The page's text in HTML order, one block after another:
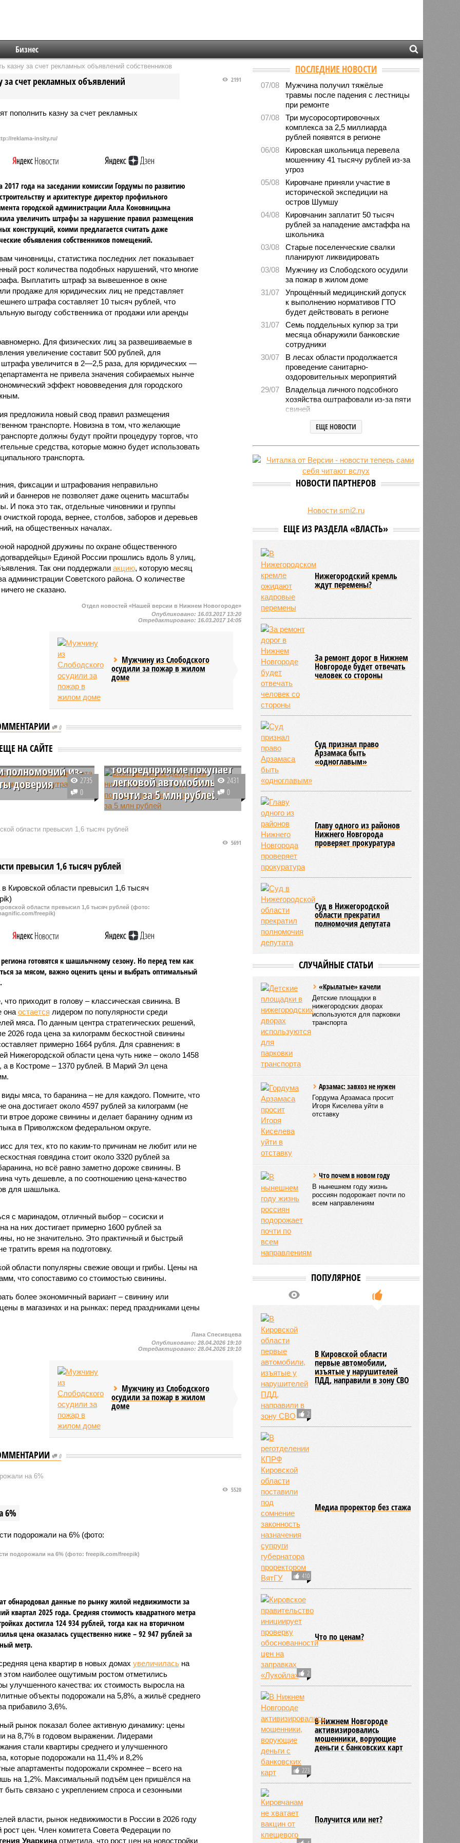
Бизнес
казну за счет рекламных объявлений собственников
за счет рекламных объявлений 2191
reklama-insity.ru/
2017 года на заседании комиссии Гордумы по развитию
и архитектуре директор профильного
городской администрации Алла Коновницына
увеличить штрафы за нарушение правил размещения
конструкций, коими предлагается считать даже
объявления собственников помещений.
чиновницы, статистика последних лет показывает
рост количества подобных нарушений, что многие
Выплатить штраф за вывешенное в окне
продаже для юридических лиц не представляет
штрафа составляет 10 тысяч рублей, что
выгоду собственника от продажи или аренды
Для физических лиц за развешиваемые в
увеличение составит 500 рублей, для
увеличится в 2—2,5 раза, для юридических —
не привела значения собираемых нынче
эффект нововведения для городского
предложила новый свод правил размещения
транспорте. Новизна в том, что желающие
должны будут пройти процедуру торгов, что
средства, которые можно будет использовать
транспорта.
фиксации и штрафования неправильно
и баннеров не позволяет даже оценить масштабы
И пока это так, отдельные чиновники и группы
города, вернее, столбов, заборов и деревьев
на общественных началах.
народной дружины по охране общественного
Единой России прошлись вдоль 8 улиц,
Так они поддержали акцию, которую месяц
администрации Советского района. О количестве
не сказано.
Отдел новостей «Нашей версии в Нижнем Новогороде»
Опубликовано: 16.03.2017 13:20
Отредактировано: 16.03.2017 14:05
Мужчину из Слободского
осудили за пожар в жилом
доме
0
ЕЩЕ НА САЙТЕ
депутата
полномочий из-
доверия
доверия лишен
области.
заключен в 2017
2735
0
Возглавляемое
нижегородское
госпредприятие покупает
легковой автомобиль
почти за 5 млн рублей
Государственное предприятие
2431
0
области превысил 1,6 тысяч рублей
превысил 1,6 тысяч рублей
5691
области превысил 1,6 тысяч рублей (фото:
freepik)
готовятся к шашлычному сезону. Но перед тем как
за мясом, важно оценить цены и выбрать оптимальный
что приходит в голову – классическая свинина. В
она остается лидером по популярности среди
мяса. По данным центра стратегических решений,
2026 года цена за килограмм бескостной свинины
примерно 1664 рубля. Для сравнения: в
Нижегородской области цена чуть ниже – около 1458
а в Костроме – 1370 рублей. В Марий Эл цена
мяса, то баранина – не для каждого. Помните, что
она достигает около 4597 рублей за килограмм (не
втрое дороже свинины и делает баранину одним из
в Приволжском федеральном округе.
для тех, кто по каким-то причинам не любит или не
говядина стоит около 3320 рублей за
но всё равно заметно дороже свинины. В
чуть дешевле, а по соотношению цена-качество
для шашлыка.
с маринадом, отличный выбор – сосиски и
на них достигает примерно 1600 рублей за
но не значительно. Это практичный и быстрый
тратить время на подготовку.
области популярны свежие овощи и грибы. Цены на
что сопоставимо со стоимостью свинины.
более экономичный вариант – свинину или
в магазинах и на рынках: перед праздниками цены
Лана Спесивцева
Опубликовано:28.04.2026 19:10
Отредактировано:28.04.2026 19:10
Мужчину из Слободского
осудили за пожар в жилом
доме
0
на 6%
6%
5520
подорожали на 6% (фото: freepik.com/freepik)
обнародовал данные по рынку жилой недвижимости за
квартал 2025 года. Средняя стоимость квадратного метра
достигла 124 934 рублей, тогда как на вторичном
цена оказалась существенно ниже – 92 947 рублей за
метр.
цена квартир в новых домах увеличиласьна
этом наиболее ощутимым ростом отметились
улучшенного качества: их стоимость выросла на
объекты подорожали на 5,8%, а жильё среднего
динамику: цены выросли на 8,7% в годовом
квартиры среднего и улучшенного качества,
соответственно. В то же время элитные апартаменты
а жильё низкого качества – лишь на 1,2%.
на второй квартал 2025 года, что может быть
факторами.
власти, рынок недвижимости в России в 2026 году
Уваркинаотметила, что рост цен на новостройки
лишь немного превысит уровень инфляции.
более высокие темпы подорожания, станут
ПОСЛЕДНИЕ НОВОСТИ
07/08
Мужчина получил тяжёлые
травмы после падения с лестницы
при ремонте
07/08
Три мусоросортировочных
комплекса за 2,5 миллиарда
рублей появятся в регионе
06/08
Кировская школьница перевела
мошеннику 41 тысячу рублей из-за
угроз
05/08
Кировчане приняли участие в
исторической экспедиции на
остров Шумшу
04/08
Кировчанин заплатит 50 тысяч
рублей за нападение амстаффа на
школьника
03/08
Старые поселенческие свалки
планируют ликвидировать
03/08
Мужчину из Слободского осудили
за пожар в жилом доме
31/07
Упрощённый медицинский допуск
к выполнению нормативов ГТО
будет действовать в регионе
31/07
Семь поддельных купюр за три
месяца обнаружили банковские
сотрудники
30/07
В лесах области продолжается
проведение санитарно-
оздоровительных мероприятий
29/07
Владельца личного подсобного
хозяйства оштрафовали из-за пяти
свиней
Шестерых кировчан хотят
поощрить за спасение ребёнка
27/07
Питание детей в лагерях
Пенсионеру должны выплатить
300 тысяч рублей после падения в
гололёд
предоставления госимущества в
ЕЩЕ НОВОСТИ
НОВОСТИ ПАРТНЕРОВ
Новости smi2.ru
ЕЩЕ ИЗ РАЗДЕЛА «ВЛАСТЬ»
Нижегородский кремль
ждут перемены?
За ремонт дорог в Нижнем
Новгороде будет отвечать
человек со стороны
Суд признал право
Арзамаса быть
«одноглавым»
Главу одного из районов
Нижнего Новгорода
проверяет прокуратура
Суд в Нижегородской
области прекратил
полномочия депутата
СЛУЧАЙНЫЕ СТАТЬИ
«Крылатые» качели
Детские площадки в
нижегородских дворах
используются для парковки
транспорта
Арзамас: завхоз не нужен
Гордума Арзамаса просит
Игоря Киселева уйти в
отставку
Что почем в новом году
В нынешнем году жизнь
россиян подорожает почти по
всем направлениям
ПОПУЛЯРНОЕ
2
В Кировской области
первые автомобили,
изъятые у нарушителей
ПДД, направили в зону СВО
410
Медиа проректор без стажа
2
Что по ценам?
223
В Нижнем Новгороде
активизировались
мошенники, ворующие
деньги с банковских карт
Получится или нет?